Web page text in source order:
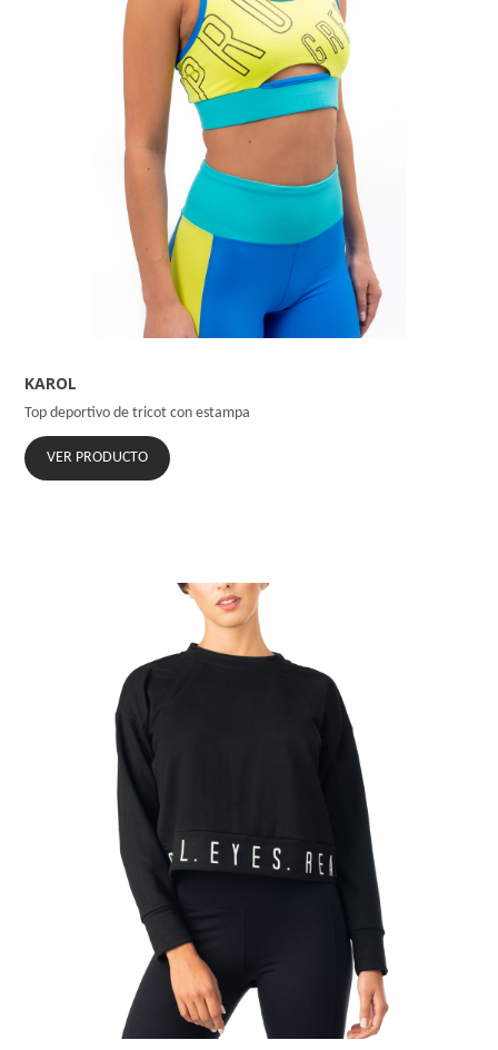
KAROL
Top deportivo de tricot con estampa
VER PRODUCTO